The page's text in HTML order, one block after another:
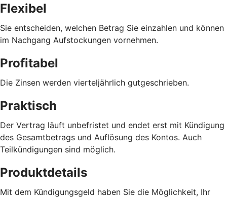
Flexibel
Sie entscheiden, welchen Betrag Sie einzahlen und können
im Nachgang Aufstockungen vornehmen.
Profitabel
Die Zinsen werden vierteljährlich gutgeschrieben.
Praktisch
Der Vertrag läuft unbefristet und endet erst mit Kündigung
des Gesamtbetrags und Auflösung des Kontos. Auch
Teilkündigungen sind möglich.
Produktdetails
Mit dem Kündigungsgeld haben Sie die Möglichkeit, Ihr